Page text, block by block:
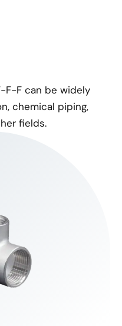
F-F can be widely
chemical piping,
fields.